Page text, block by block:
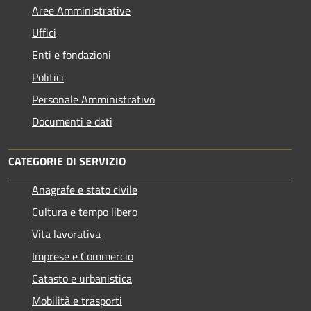
Aree Amministrative
Uffici
Enti e fondazioni
Politici
Personale Amministrativo
Documenti e dati
CATEGORIE DI SERVIZIO
Anagrafe e stato civile
Cultura e tempo libero
Vita lavorativa
Imprese e Commercio
Catasto e urbanistica
Mobilità e trasporti